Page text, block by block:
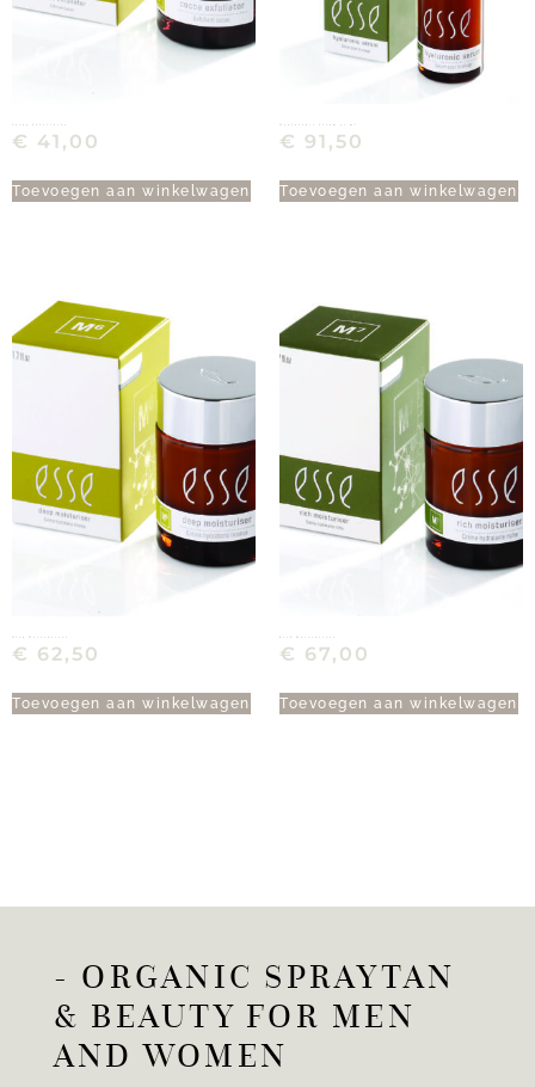
Cocoa Exfoliator
€ 41,00
Toevoegen aan winkelwagen
Hyaluronic Serum 30 ml
€ 91,50
Toevoegen aan winkelwagen
Deep Moisturiser
€ 62,50
Toevoegen aan winkelwagen
Rich Moisturiser
€ 67,00
Toevoegen aan winkelwagen
- ORGANIC SPRAYTAN
& BEAUTY FOR MEN
AND WOMEN